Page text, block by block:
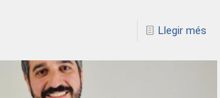
Llegir més